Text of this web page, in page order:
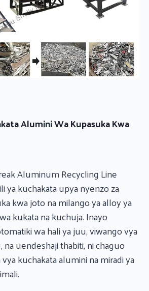
Alumini Wa Kupasuka Kwa
Aluminum Recycling Line
ya kuchakata upya nyenzo za
kwa joto na milango ya alloy ya
kukata na kuchuja. Inayo
wa hali ya juu, viwango vya
uendeshaji thabiti, ni chaguo
kuchakata alumini na miradi ya